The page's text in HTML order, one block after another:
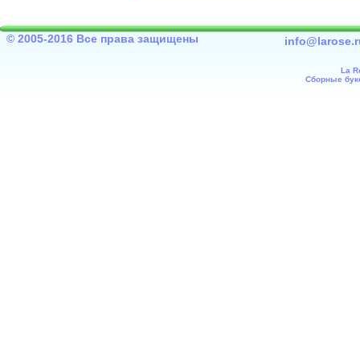
© 2005-2016 Все права защищены
La
Сборные